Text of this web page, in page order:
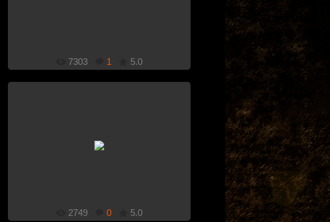
7303 1 5.0
2749 0 5.0